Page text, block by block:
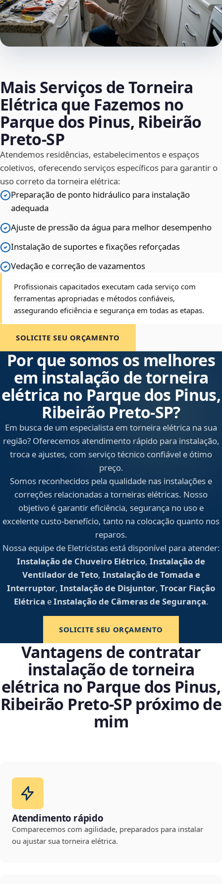
Mais Serviços de Torneira
Elétrica que Fazemos no
Parque dos Pinus, Ribeirão
Preto‑SP
Atendemos residências, estabelecimentos e espaços
coletivos, oferecendo serviços específicos para garantir o
uso correto da torneira elétrica:
Preparação de ponto hidráulico para instalação
adequada
Ajuste de pressão da água para melhor desempenho
Instalação de suportes e fixações reforçadas
Vedação e correção de vazamentos
Profissionais capacitados executam cada serviço com
ferramentas apropriadas e métodos confiáveis,
assegurando eficiência e segurança em todas as etapas.
SOLICITE SEU ORÇAMENTO
Por que somos os melhores
em instalação de torneira
elétrica no Parque dos Pinus,
Ribeirão Preto‑SP?
Em busca de um especialista em torneira elétrica na sua
região? Oferecemos atendimento rápido para instalação,
troca e ajustes, com serviço técnico confiável e ótimo
preço.
Somos reconhecidos pela qualidade nas instalações e
correções relacionadas a torneiras elétricas. Nosso
objetivo é garantir eficiência, segurança no uso e
excelente custo-benefício, tanto na colocação quanto nos
reparos.
Nossa equipe de Eletricistas está disponível para atender:
Instalação de Chuveiro Elétrico, Instalação de
Ventilador de Teto, Instalação de Tomada e
Interruptor, Instalação de Disjuntor, Trocar Fiação
Elétrica eInstalação de Câmeras de Segurança.
SOLICITE SEU ORÇAMENTO
Vantagens de contratar
instalação de torneira
elétrica no Parque dos Pinus,
Ribeirão Preto‑SP próximo de
mim
Atendimento rápido
Comparecemos com agilidade, preparados para instalar
ou ajustar sua torneira elétrica.